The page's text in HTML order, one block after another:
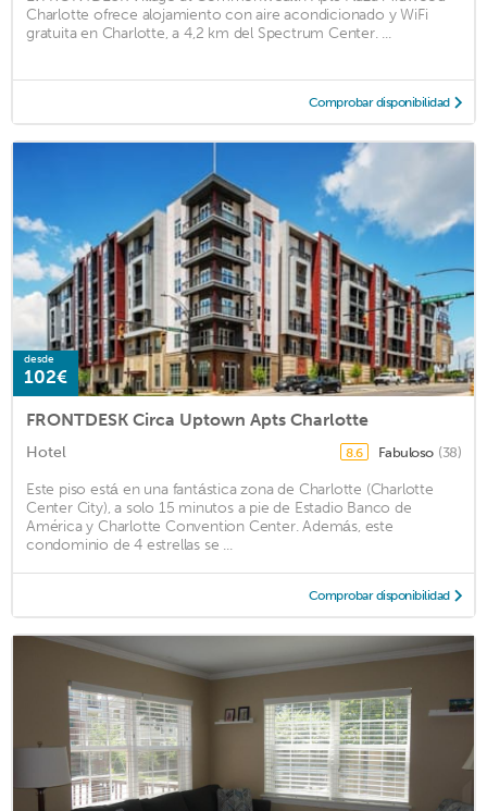
Charlotte ofrece alojamiento con aire acondicionado y WiFi
gratuita en Charlotte, a 4,2 km del Spectrum Center. ...
Comprobar disponibilidad
desde
102€
FRONTDESK Circa Uptown Apts Charlotte
Hotel 8.6 Fabuloso (38)
Este piso está en una fantástica zona de Charlotte (Charlotte
Center City), a solo 15 minutos a pie de Estadio Banco de
América y Charlotte Convention Center. Además, este
condominio de 4 estrellas se ...
Comprobar disponibilidad